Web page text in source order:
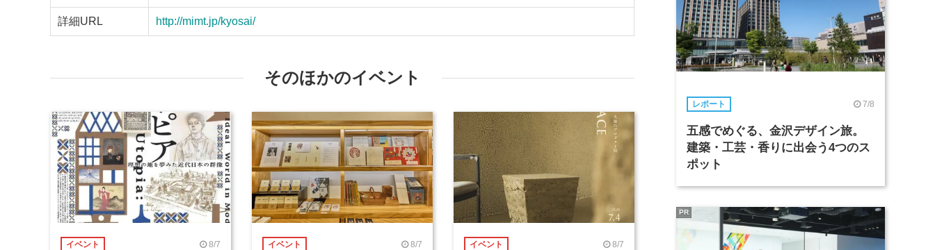
詳細URL http://mimt.jp/kyosai/
そのほかのイベント
イベント 8/7 イベント 8/7 イベント 8/7
レポート 7/8
五感でめぐる、金沢デザイン旅。
建築・工芸・香りに出会う4つのス
ポット
PR